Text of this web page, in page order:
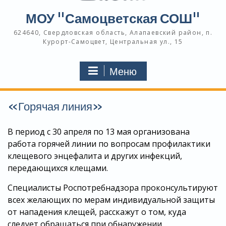
МОУ "Самоцветская СОШ"
624640, Свердловская область, Алапаевский район, п.
Курорт-Самоцвет, Центральная ул., 15
Меню
«Горячая линия»
В период с 30 апреля по 13 мая организована
работа горячей линии по вопросам профилактики
клещевого энцефалита и других инфекций,
передающихся клещами.
Специалисты Роспотребнадзора проконсультируют
всех желающих по мерам индивидуальной защиты
от нападения клещей, расскажут о том, куда